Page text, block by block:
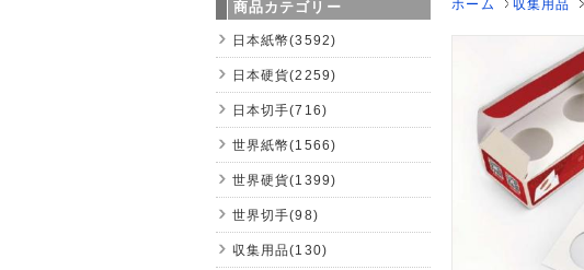
ホーム 収集用品
商品カテゴリー
日本紙幣(3592)
日本硬貨(2259)
日本切手(716)
世界紙幣(1566)
世界硬貨(1399)
世界切手(98)
収集用品(130)